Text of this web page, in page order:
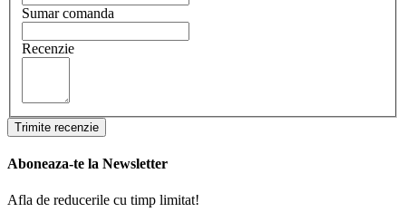
Sumar comanda
Recenzie
Trimite recenzie
Aboneaza-te la Newsletter
Afla de reducerile cu timp limitat!